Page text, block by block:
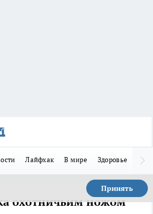
Лайфхак В мире Здоровье
Принять
охотничьим ножом